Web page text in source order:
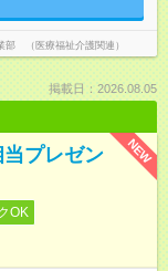
部 （医療福祉介護関連）
掲載日：2026.08.05
NEW
プレゼン
OK